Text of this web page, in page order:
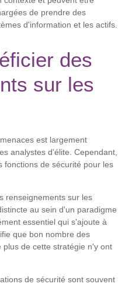
de prendre des
d'information et les actifs.
des
sur les
est largement
analystes d'élite. Cependant,
fonctions de sécurité pour les
renseignements sur les
au sein d'un paradigme
essentiel qui s'ajoute à
que bon nombre des
de cette stratégie n'y ont
de sécurité sont souvent